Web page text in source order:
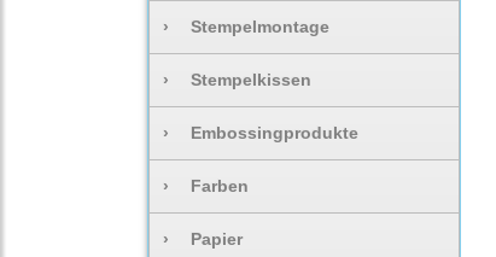
› Stempelmontage
› Stempelkissen
› Embossingprodukte
› Farben
› Papier